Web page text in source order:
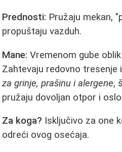
Prednosti: Pružaju mekan,
propuštaju vazduh.
Mane: Vremenom gube
Zahtevaju redovno tresenje
za grinje, prašinu i alergene,
pružaju dovoljan otpor i
Za koga? Isključivo za one
odreći ovog osećaja.